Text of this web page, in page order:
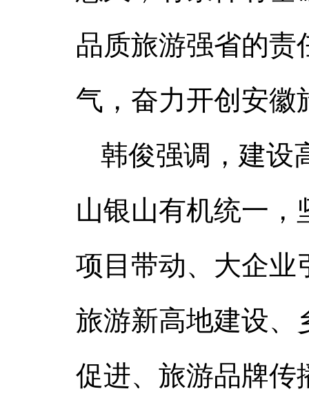
品质旅游强省的责
气，奋力开创安徽
韩俊强调，建设
山银山有机统一，
项目带动、大企业
旅游新高地建设、
促进、旅游品牌传